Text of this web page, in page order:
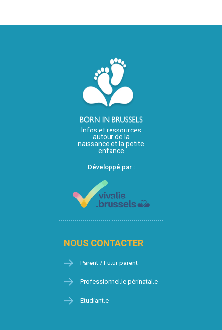
Infos et ressources
autour de la
naissance et la petite
enfance
Développé par :
NOUS CONTACTER
Parent / Futur parent
Professionnel.le périnatal.e
Etudiant.e